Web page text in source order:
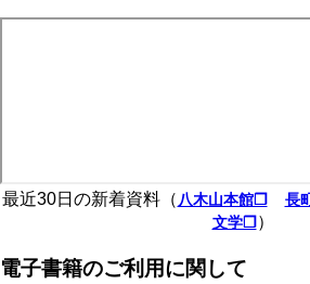
最近30日の新着資料（八木山本館❐ 長
文学❐）
電子書籍のご利用に関して